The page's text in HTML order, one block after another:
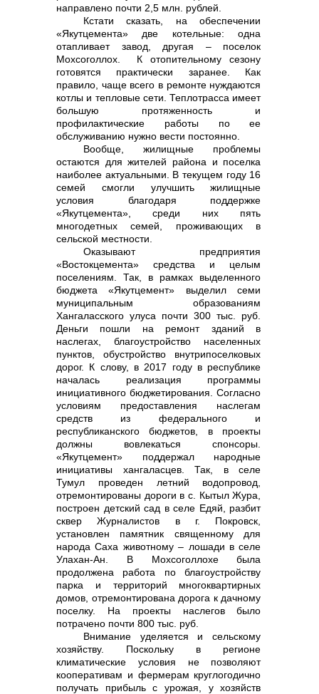
направлено почти 2,5 млн. рублей.
Кстати сказать, на обеспечении
«Якутцемента» две котельные: одна
отапливает завод, другая – поселок
Мохсоголлох. К отопительному сезону
готовятся практически заранее. Как
правило, чаще всего в ремонте нуждаются
котлы и тепловые сети. Теплотрасса имеет
большую протяженность и
профилактические работы по ее
обслуживанию нужно вести постоянно.
Вообще, жилищные проблемы
остаются для жителей района и поселка
наиболее актуальными. В текущем году 16
семей смогли улучшить жилищные
условия благодаря поддержке
«Якутцемента», среди них пять
многодетных семей, проживающих в
сельской местности.
Оказывают предприятия
«Востокцемента» средства и целым
поселениям. Так, в рамках выделенного
бюджета «Якутцемент» выделил семи
муниципальным образованиям
Хангаласского улуса почти 300 тыс. руб.
Деньги пошли на ремонт зданий в
наслегах, благоустройство населенных
пунктов, обустройство внутрипоселковых
дорог. К слову, в 2017 году в республике
началась реализация программы
инициативного бюджетирования. Согласно
условиям предоставления наслегам
средств из федерального и
республиканского бюджетов, в проекты
должны вовлекаться спонсоры.
«Якутцемент» поддержал народные
инициативы хангаласцев. Так, в селе
Тумул проведен летний водопровод,
отремонтированы дороги в с. Кытыл Жура,
построен детский сад в селе Едяй, разбит
сквер Журналистов в г. Покровск,
установлен памятник священному для
народа Саха животному – лошади в селе
Улахан-Ан. В Мохсоголлохе была
продолжена работа по благоустройству
парка и территорий многоквартирных
домов, отремонтирована дорога к дачному
поселку. На проекты наслегов было
потрачено почти 800 тыс. руб.
Внимание уделяется и сельскому
хозяйству. Поскольку в регионе
климатические условия не позволяют
кооперативам и фермерам круглогодично
получать прибыль с урожая, у хозяйств